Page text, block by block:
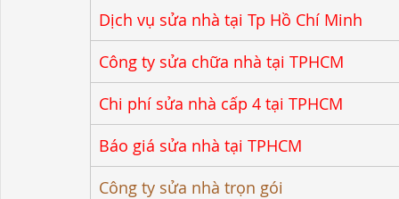
Dịch vụ sửa nhà tại Tp Hồ Chí Minh
Công ty sửa chữa nhà tại TPHCM
Chi phí sửa nhà cấp 4 tại TPHCM
Báo giá sửa nhà tại TPHCM
Công ty sửa nhà trọn gói